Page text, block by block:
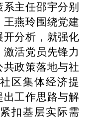
主任邵宇分别
燕玲围绕党建
分析，就强化
活党员先锋力
政策落地与社
区集体经济提
出工作思路与解
扣基层实际需